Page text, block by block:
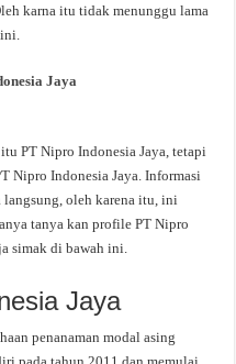
karna itu tidak menunggu lama
Jaya
PT Nipro Indonesia Jaya, tetapi
Nipro Indonesia Jaya. Informasi
oleh karena itu, ini
tanya kan profile PT Nipro
simak di bawah ini.
Jaya
penanaman modal asing